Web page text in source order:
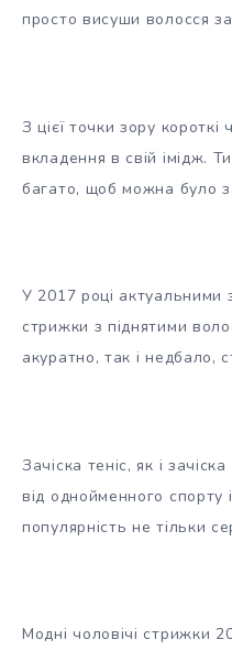
просто висуши волосся
З цієї точки зору
вкладення в свій імідж.
багато, щоб можна було
У 2017 році актуальними
стрижки з піднятими
акуратно, так і недбало,
Зачіска теніс, як і
від однойменного спорту
популярність не тільки
Модні чоловічі стрижки